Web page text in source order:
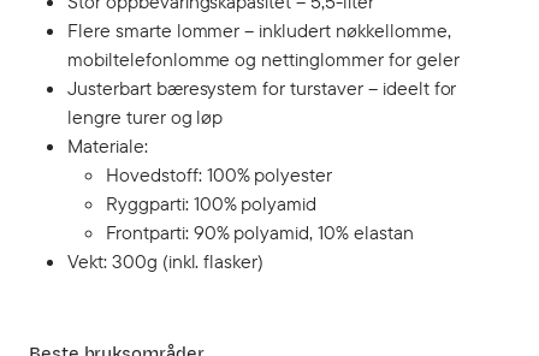
Flere smarte lommer – inkludert nøkkellomme,
mobiltelefonlomme og nettinglommer for geler
Justerbart bæresystem for turstaver – ideelt for
lengre turer og løp
Materiale:
Hovedstoff: 100% polyester
Ryggparti: 100% polyamid
Frontparti: 90% polyamid, 10% elastan
Vekt: 300g (inkl. flasker)